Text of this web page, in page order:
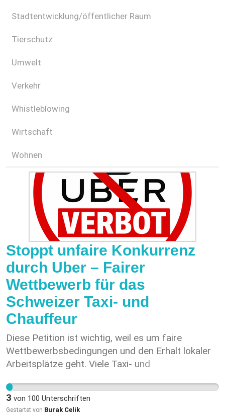
Stadtentwicklung/öffentlicher Raum
Tierschutz
Umwelt
Verkehr
Whistleblowing
Wirtschaft
Wohnen
Stoppt unfaire Konkurrenz
durch Uber – Fairer
Wettbewerb für das
Schweizer Taxi- und
Chauffeur
Diese Petition ist wichtig, weil es um faire
Wettbewerbsbedingungen und den Erhalt lokaler
Arbeitsplätze geht. Viele Taxi- und
in Konzessionen, Versicherungen, Fahrzeuge und
erfüllen strenge gesetzliche Auflagen. Wenn
3 von 100 Unterschriften
Gestartet von Burak Celik